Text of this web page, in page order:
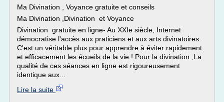
Ma Divination , Voyance gratuite et conseils
Ma Divination ,Divination et Voyance
Divination gratuite en ligne- Au XXIe siècle, Internet
démocratise l'accès aux praticiens et aux arts divinatoires.
C'est un véritable plus pour apprendre à éviter rapidement
et efficacement les écueils de la vie ! Pour la divination ,La
qualité de ces séances en ligne est rigoureusement
identique aux...
Lire la suite